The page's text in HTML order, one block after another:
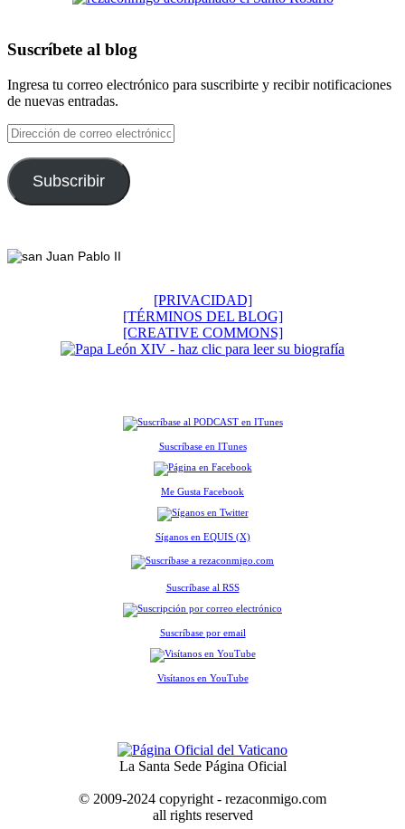
Suscríbete al blog
Ingresa tu correo electrónico para suscribirte y recibir notificaciones
de nuevas entradas.
Dirección
de
correo
electrónico
Subscribir
[PRIVACIDAD]
[TÉRMINOS DEL BLOG]
[CREATIVE COMMONS]
Suscríbase en ITunes
Me Gusta Facebook
Síganos en EQUIS (X)
Suscríbase al RSS
Suscríbase por email
Visítanos en YouTube
La Santa Sede Página Oficial
© 2009-2024 copyright - rezaconmigo.com
all rights reserved